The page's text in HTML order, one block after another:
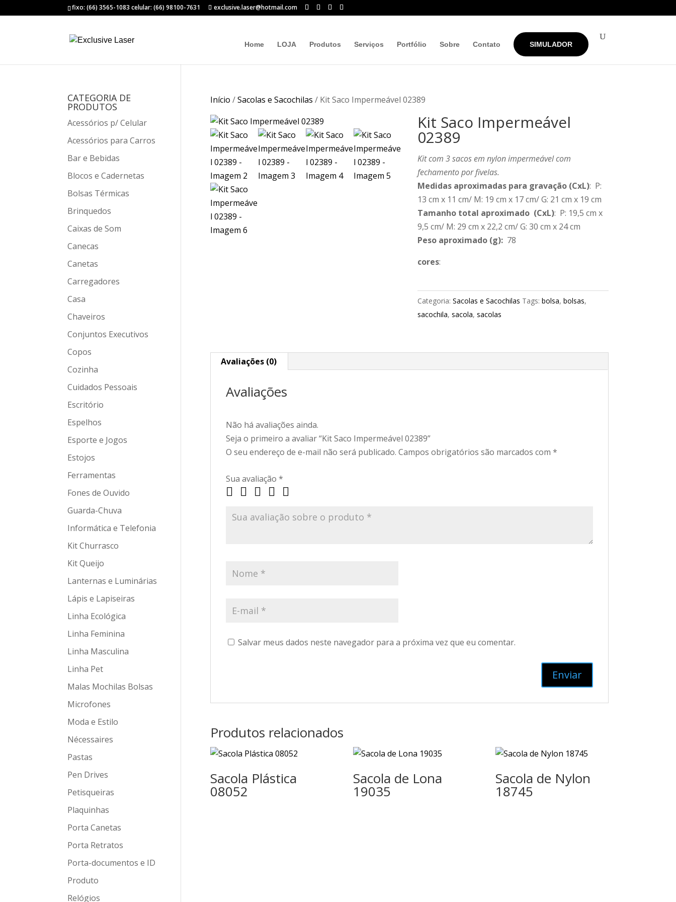
fixo: (66) 3565-1083 celular: (66) 98100-7631 exclusive.laser@hotmail.com
Home LOJA Produtos Serviços Portfólio Sobre Contato SIMULADOR
Início /Sacolas e Sacochilas / Kit Saco Impermeável 02389
Kit Saco Impermeável
02389
Kit com 3 sacos em nylon impermeável com
fechamento por fivelas.
Medidas aproximadas para gravação(CxL): P:
13 cm x 11 cm/ M: 19 cm x 17 cm/ G: 21 cm x 19 cm
Tamanho total aproximado (CxL): P: 19,5 cm x
9,5 cm/ M: 29 cm x 22,2 cm/ G: 30 cm x 24 cm
Peso aproximado(g):78
cores:
Categoria: Sacolas e Sacochilas Tags: bolsa, bolsas,
sacochila, sacola, sacolas
Avaliações (0)
Avaliações
Não há avaliações ainda.
Seja o primeiro a avaliar “Kit Saco Impermeável 02389”
O seu endereço de e-mail não será publicado. Campos obrigatórios são marcados com *
Sua avaliação *
Salvar meus dados neste navegador para a próxima vez que eu comentar.
Produtos relacionados
Sacola Plástica
08052
Sacola de Lona
19035
Sacola de Nylon
18745
CATEGORIA DE
PRODUTOS
Acessórios p/ Celular
Acessórios para Carros
Bar e Bebidas
Blocos e Cadernetas
Bolsas Térmicas
Brinquedos
Caixas de Som
Canecas
Canetas
Carregadores
Casa
Chaveiros
Conjuntos Executivos
Copos
Cozinha
Cuidados Pessoais
Escritório
Espelhos
Esporte e Jogos
Estojos
Ferramentas
Fones de Ouvido
Guarda-Chuva
Informática e Telefonia
Kit Churrasco
Kit Queijo
Lanternas e Luminárias
Lápis e Lapiseiras
Linha Ecológica
Linha Feminina
Linha Masculina
Linha Pet
Malas Mochilas Bolsas
Microfones
Moda e Estilo
Nécessaires
Pastas
Pen Drives
Petisqueiras
Plaquinhas
Porta Canetas
Porta Retratos
Porta-documentos e ID
Produto
Relógios